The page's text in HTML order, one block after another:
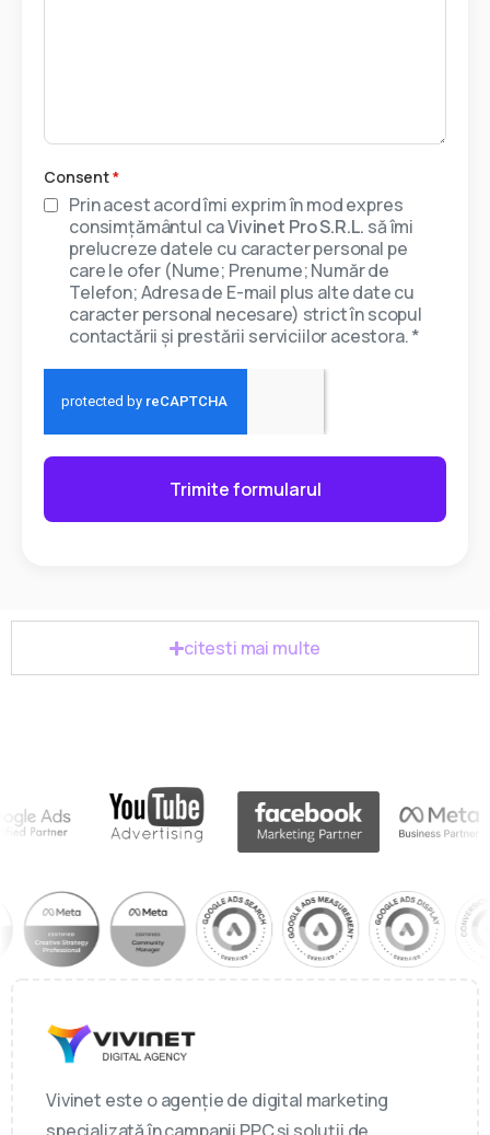
Consent*
Prin acest acord îmi exprim în mod expres
consimțământul caVivinet Pro S.R.L. să îmi
prelucreze datele cu caracter personal pe
care le ofer (Nume; Prenume; Număr de
Telefon; Adresa de E-mail plus alte date cu
caracter personal necesare) strict în scopul
contactării și prestării serviciilor acestora. *
Trimite formularul
citesti mai multe
Vivinet este o agenție de digital marketing